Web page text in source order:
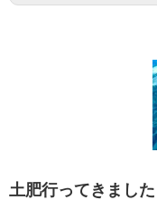
土肥行ってきました